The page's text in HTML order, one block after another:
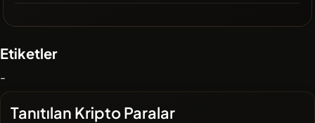
Etiketler
-
Tanıtılan Kripto Paralar